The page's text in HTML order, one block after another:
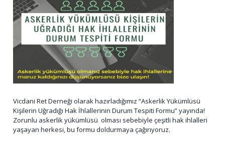
Vicdani Ret Derneği olarak hazırladığımız “Askerlik Yükümlüsü
Kişilerin Uğradığı Hak İhlallerinin Durum Tespiti Formu” yayında!
Zorunlu askerlik yükümlüsü olması sebebiyle çeşitli hak ihlalleri
yaşayan herkesi, bu formu doldurmaya çağırıyoruz.